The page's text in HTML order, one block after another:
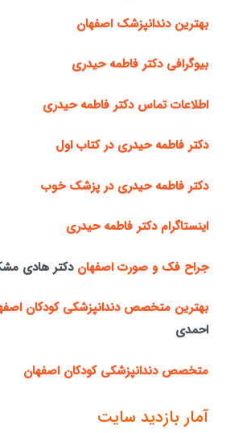
بهترین دندانپزشک اصفهان
بیوگرافی دکتر فاطمه حیدری
اطلاعات تماس دکتر فاطمه حیدری
دکتر فاطمه حیدری در کتاب اول
دکتر فاطمه حیدری در پزشک خوب
اینستاگرام دکتر فاطمه حیدری
جراح فک و صورت اصفهان دکتر هادی
بهترین متخصص دندانپزشکی کودکان
احمدی
متخصص دندانپزشکی کودکان اصفهان
آمار بازدید سایت